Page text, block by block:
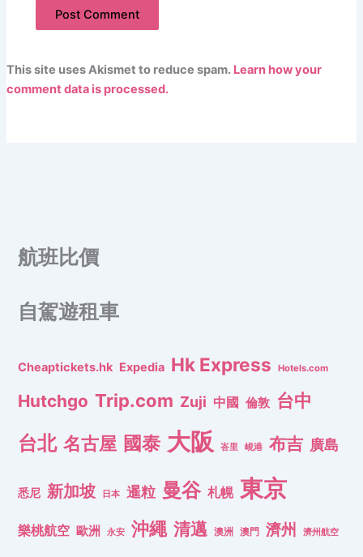
This site uses Akismet to reduce spam. Learn how your
comment data is processed.
航班比價
自駕遊租車
Cheaptickets.hk Expedia Hk Express Hotels.com
Hutchgo Trip.com Zuji 中國 倫敦 台中
台北 名古屋 國泰 大阪 峇里 峴港 布吉 廣島
悉尼 新加坡 日本 暹粒 曼谷 札幌 東京
樂桃航空 歐洲 永安 沖繩 清邁 澳洲 澳門 濟州 濟州航空